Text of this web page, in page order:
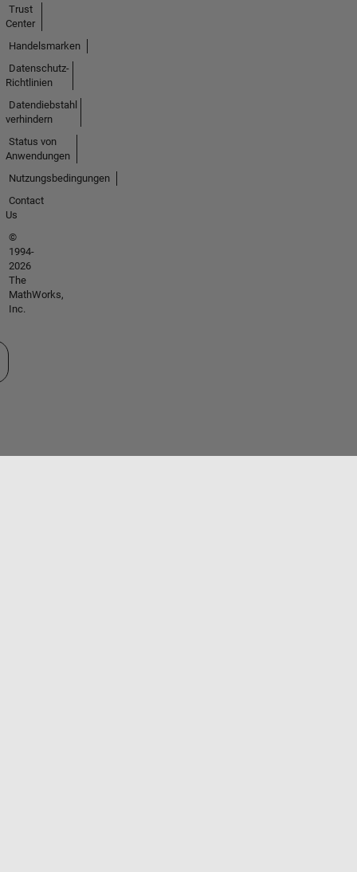
Trust
Center
Handelsmarken
Datenschutz-
Richtlinien
Datendiebstahl
verhindern
Status von
Anwendungen
Nutzungsbedingungen
Contact
Us
©
1994-
2026
The
MathWorks,
Inc.